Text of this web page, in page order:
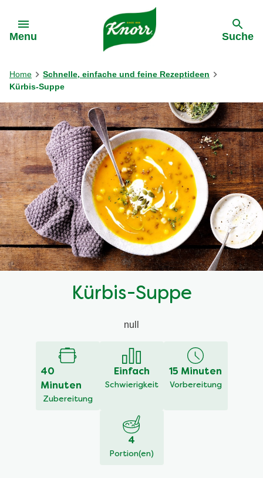
Menu Suche
Home
Schnelle, einfache und feine Rezeptideen
Kürbis-Suppe
Kürbis-Suppe
null
40
Minuten
Zubereitung
Einfach
Schwierigkeit
15 Minuten
Vorbereitung
4
Portion(en)